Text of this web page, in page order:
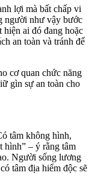
lợi mà bất chấp vi
người như vậy bước
hiện ai đó đang hoặc
an toàn và tránh để
cơ quan chức năng
gìn sự an toàn cho
tâm không hình,
hình” – ý rằng tâm
Người sống lương
tâm địa hiểm độc sẽ